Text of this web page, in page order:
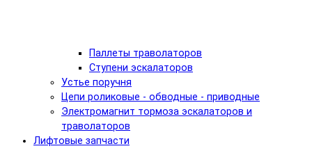
Паллеты траволаторов
Ступени эскалаторов
Устье поручня
Цепи роликовые - обводные - приводные
Электромагнит тормоза эскалаторов и
траволаторов
Лифтовые запчасти